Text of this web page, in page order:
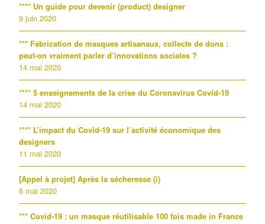
**** Un guide pour devenir (product) designer
9 juin 2020
*** Fabrication de masques artisanaux, collecte de dons :
peut-on vraiment parler d’innovations sociales ?
14 mai 2020
**** 5 enseignements de la crise du Coronavirus Covid-19
14 mai 2020
**** L’impact du Covid-19 sur l’activité économique des
designers
11 mai 2020
[Appel à projet] Après la sécheresse (i)
6 mai 2020
*** Covid-19 : un masque réutilisable 100 fois made in France